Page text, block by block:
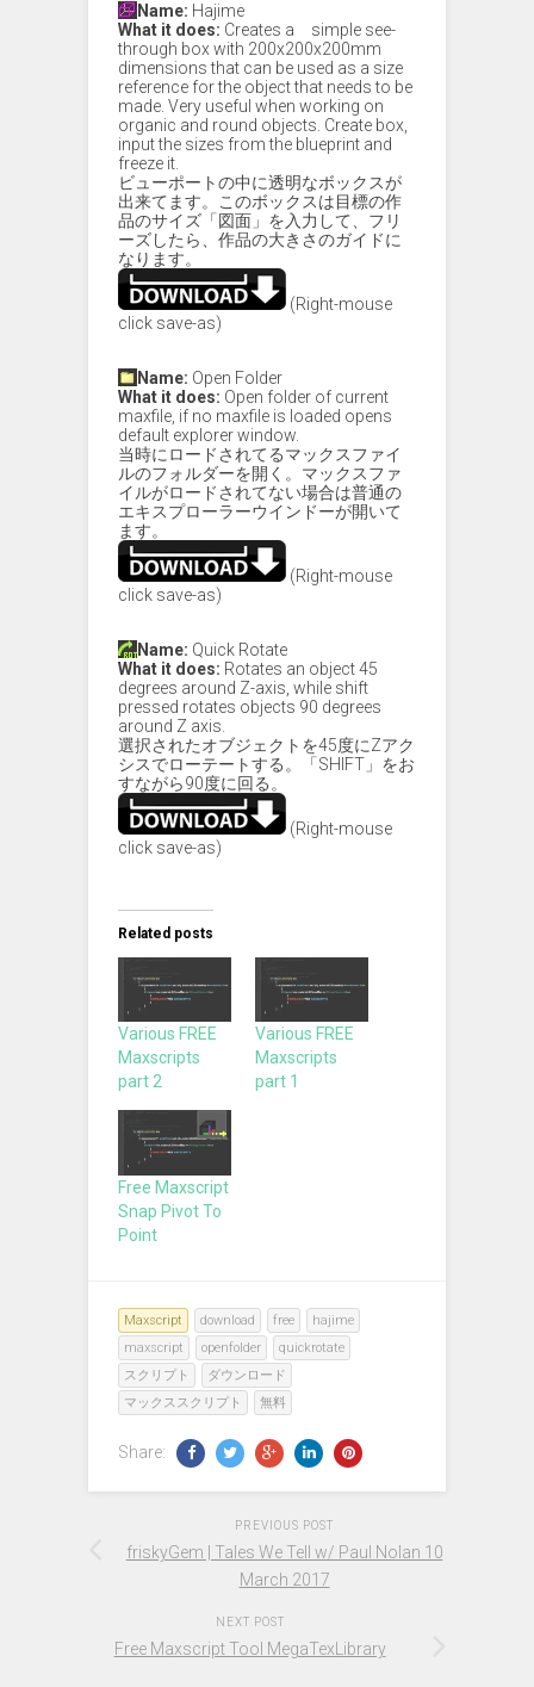
Name: Hajime
What it does: Creates a simple see-
through box with 200x200x200mm
dimensions that can be used as a size
reference for the object that needs to be
made. Very useful when working on
organic and round objects. Create box,
input the sizes from the blueprint and
freeze it.
ビューポートの中に透明なボックスが
出来てます。このボックスは目標の作
品のサイズ「図面」を入力して、フリ
ーズしたら、作品の大きさのガイドに
なります。
(Right-mouse
click save-as)
Name: Open Folder
What it does: Open folder of current
maxfile, if no maxfile is loaded opens
default explorer window.
当時にロードされてるマックスファイ
ルのフォルダーを開く。マックスファ
イルがロードされてない場合は普通の
エキスプローラーウインドーが開いて
ます。
(Right-mouse
click save-as)
Name: Quick Rotate
What it does: Rotates an object 45
degrees around Z-axis, while shift
pressed rotates objects 90 degrees
around Z axis.
選択されたオブジェクトを45度にZアク
シスでローテートする。「SHIFT」をお
すながら90度に回る。
(Right-mouse
click save-as)
Related posts
Various FREE
Maxscripts
part 2
Various FREE
Maxscripts
part 1
Free Maxscript
Snap Pivot To
Point
Maxscript download free
hajime
maxscript
openfolder
quickrotate
スクリプト
ダウンロード
マックススクリプト
無料
Share:
PREVIOUS POST
friskyGem | Tales We Tell w/ Paul Nolan 10
March 2017
NEXT POST
Free Maxscript Tool MegaTexLibrary